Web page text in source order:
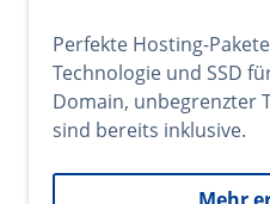
Perfekte Hosting-
Technologie und SSD
Domain, unbegrenzter
sind bereits inklusive.